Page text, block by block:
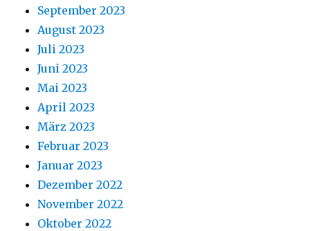
September 2023
August 2023
Juli 2023
Juni 2023
Mai 2023
April 2023
März 2023
Februar 2023
Januar 2023
Dezember 2022
November 2022
Oktober 2022